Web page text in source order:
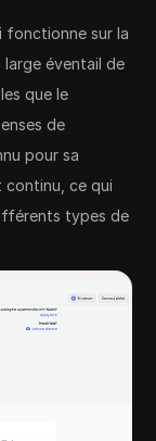
fonctionne sur la
large éventail de
que le
de
pour sa
continu, ce qui
types de